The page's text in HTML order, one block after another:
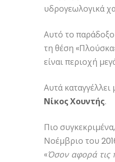
υδρογεωλογικά
Αυτό το
τη θέση
είναι περιοχή
Αυτά
Νίκος Χουντής.
Πιο
Νοέμβριο του
«Όσον αφορά τις